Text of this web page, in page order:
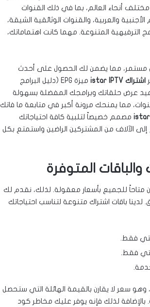
مختلف أنحاء العالم، بما في ذلك القنوات
والعربية، والقنوات الوثائقية الشيقة،
الترفيهية المتنوعة. مهما كانت اهتماماتك،
مستمر، مما يضمن لك الحصول على أحدث
اشتراك istar IPTV
ميزة EPG (دليل البرامج
عرض حلقاتك وبرامجك المفضلة بسهولة
مما يمنحك مرونة أكبر في متابعة ما فاتك
مصمم خصيصاً لتلبية كافة احتياجاتك
الآلاف من المشتركين الراضين واستمتع بكل
متاحاً للجميع بأسعار معقولة. لذلك، نقدم لك
لدينا باقات اشتراك متنوعة لتناسب احتياجاتك
وهو سعر لا يقارن بالقيمة الهائلة التي ستحصل
بالإضافة لذلك فإنه يوفر عليك مخاطر كود